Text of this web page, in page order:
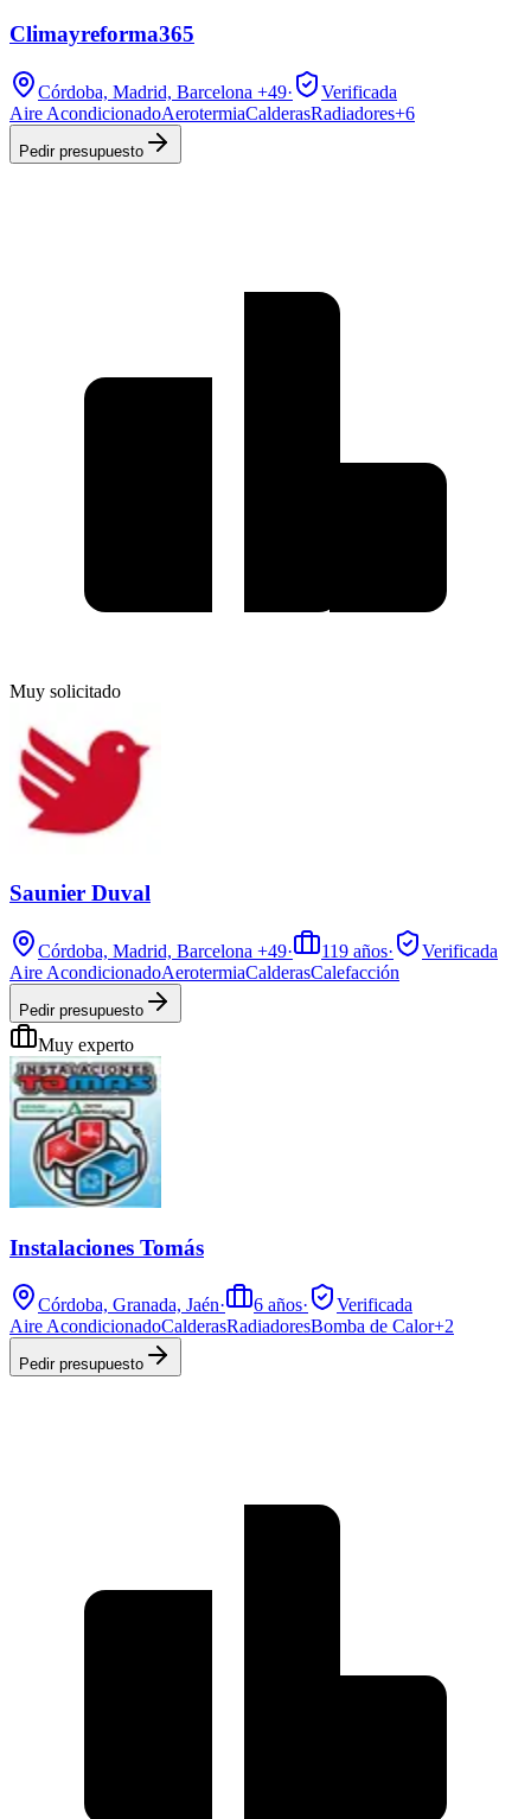
Climayreforma365
Córdoba, Madrid, Barcelona +49·
Verificada
Aire AcondicionadoAerotermiaCalderasRadiadores+6
Pedir presupuesto
Muy solicitado
Saunier Duval
Córdoba, Madrid, Barcelona +49· 119 años·
Verificada
Aire AcondicionadoAerotermiaCalderasCalefacción
Pedir presupuesto
Muy experto
Instalaciones Tomás
Córdoba, Granada, Jaén· 6 años·
Verificada
Aire AcondicionadoCalderasRadiadoresBomba de Calor+2
Pedir presupuesto